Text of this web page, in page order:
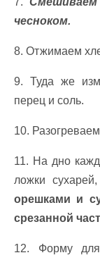
чесноком.
8. Отжимаем
9. Туда же
перец и соль.
10.
11. На дно
ложки
орешками и
срезанной
12. Форму для